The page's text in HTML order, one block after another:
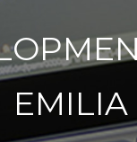
EMILIA